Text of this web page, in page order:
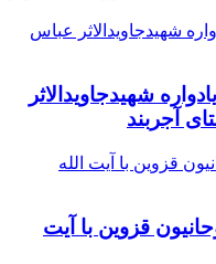
شهیدجاویدالاثر
آجربند
قزوین با آیت